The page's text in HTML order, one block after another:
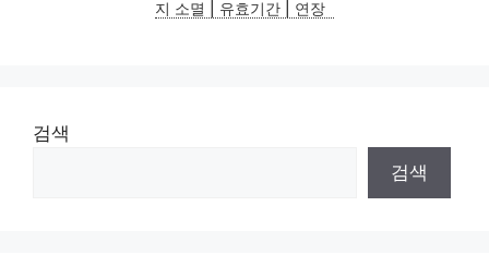
지 소멸 | 유효기간 | 연장
검색
검색